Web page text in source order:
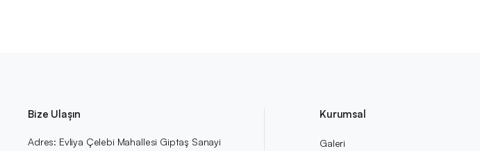
Bize Ulaşın
Adres: Evliya Çelebi Mahallesi Giptaş Sanayi
Kurumsal
Galeri